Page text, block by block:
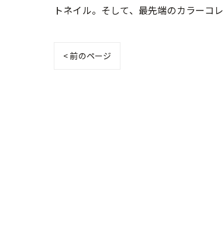
トネイル。そして、最先端のカラーコ
< 前のページ